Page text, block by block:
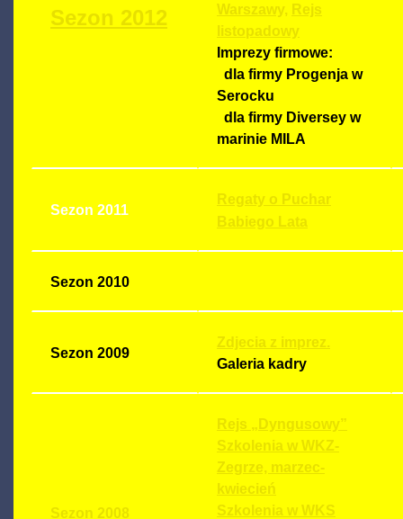
Sezon 2012
Warszawy, Rejs
listopadowy
Imprezy firmowe:
dla firmy Progenja w
Serocku
dla firmy Diversey w
marinie MILA
Sezon 2011
Regaty o Puchar
Babiego Lata
Sezon 2010
Sezon 2009
Zdjecia z imprez.
Galeria kadry
Sezon 2008
Rejs „Dyngusowy”
Szkolenia w WKZ-
Zegrze, marzec-
kwiecień
Szkolenia w WKS